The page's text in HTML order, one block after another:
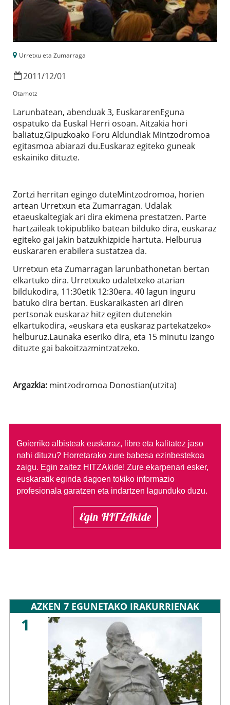
Urretxu eta Zumarraga
2011/12/01
Otamotz
Larunbatean, abenduak 3, EuskararenEguna
ospatuko da Euskal Herri osoan. Aitzakia hori
baliatuz,Gipuzkoako Foru Aldundiak Mintzodromoa
egitasmoa abiarazi du.Euskaraz egiteko guneak
eskainiko dituzte.
Zortzi herritan egingo duteMintzodromoa, horien
artean Urretxun eta Zumarragan. Udalak
etaeuskaltegiak ari dira ekimena prestatzen. Parte
hartzaileak tokipubliko batean bilduko dira, euskaraz
egiteko gai jakin batzukhizpide hartuta. Helburua
euskararen erabilera sustatzea da.
Urretxun eta Zumarragan larunbathonetan bertan
elkartuko dira. Urretxuko udaletxeko atarian
bildukodira, 11:30etik 12:30era. 40 lagun inguru
batuko dira bertan. Euskaraikasten ari diren
pertsonak euskaraz hitz egiten dutenekin
elkartukodira, «euskara eta euskaraz partekatzeko»
helburuz.Launaka eseriko dira, eta 15 minutu izango
dituzte gai bakoitzazmintzatzeko.
Argazkia:mintzodromoa Donostian(utzita)
Goierriko albisteak euskaraz, libre eta kalitatez jaso
nahi dituzu? Horretarako zure babesa ezinbestekoa
zaigu. Egin zaitez HITZAkide! Zure ekarpenari esker,
euskaratik eginda dagoen tokiko informazio
profesionala garatzen eta indartzen lagunduko duzu.
Egin HITZAkide
AZKEN 7 EGUNETAKO IRAKURRIENAK
1